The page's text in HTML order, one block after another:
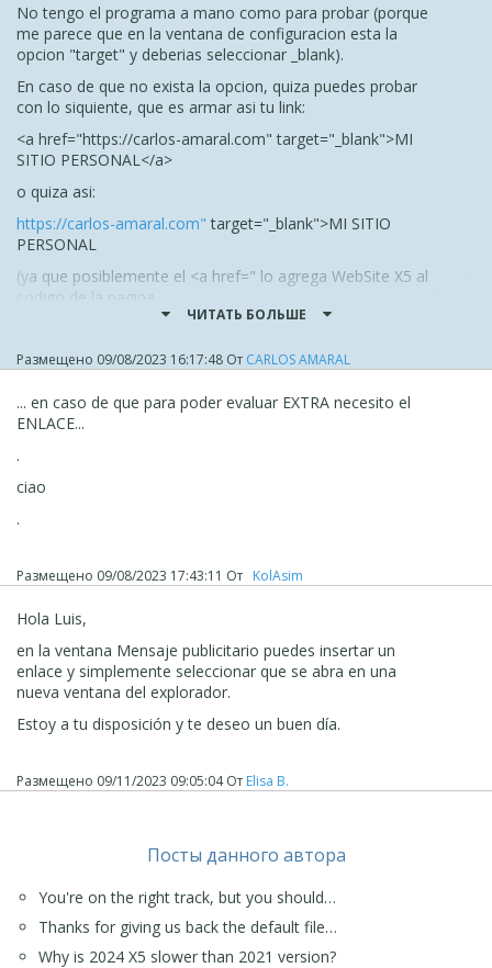
No tengo el programa a mano como para probar (porque
me parece que en la ventana de configuracion esta la
opcion "target" y deberias seleccionar _blank).
En caso de que no exista la opcion, quiza puedes probar
con lo siquiente, que es armar asi tu link:
<a href="https://carlos-amaral.com" target="_blank">MI
SITIO PERSONAL </a>
o quiza asi:
https://carlos-amaral.com" target="_blank">MI SITIO
PERSONAL
(ya que posiblemente el <a href=" lo agrega WebSite X5 al
codigo de la pagina.
https://www.w3schools.com/tags/att_a_target.asp
Seguramente KolAsim pueda confirmar si se puede hacer
esto...
Saludos colega!
Carlos A.
ЧИТАТЬ БОЛЬШЕ
Размещено 09/08/2023 16:17:48 От CARLOS AMARAL
... en caso de que para poder evaluar EXTRA necesito el
ENLACE...
.
ciao
.
Размещено 09/08/2023 17:43:11 От ‪ KolAsim ‪ ‪
Hola Luis,
en la ventana Mensaje publicitario puedes insertar un
enlace y simplemente seleccionar que se abra en una
nueva ventana del explorador.
Estoy a tu disposición y te deseo un buen día.
Размещено 09/11/2023 09:05:04От Elisa B.
Посты данного автора
You're on the right track, but you should…
Thanks for giving us back the default file…
Why is 2024 X5 slower than 2021 version?